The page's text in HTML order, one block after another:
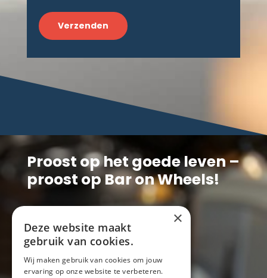
Proost op het goede leven –
proost op Bar on Wheels!
Bar on wheels
×
Deze website maakt
gebruik van cookies.
Wij maken gebruik van cookies om jouw
ervaring op onze website te verbeteren.